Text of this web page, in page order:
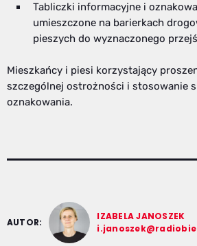
Tabliczki informacyjne i
umieszczone na barierkach
pieszych do wyznaczonego
Mieszkańcy i piesi korzystający
szczególnej ostrożności i stosowanie
oznakowania.
AUTOR:
IZABELA JANOSZEK